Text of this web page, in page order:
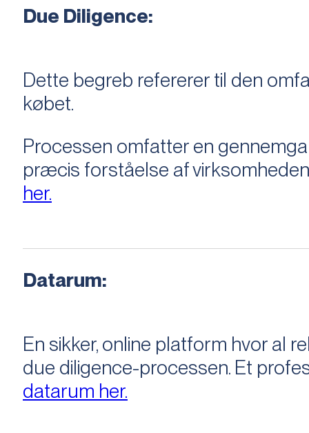
Due Diligence:
Dette begreb refererer til den
købet.
Processen omfatter en
præcis forståelse af
her.
Datarum:
En sikker, online platform hvor al
due diligence-processen. Et
datarum her.